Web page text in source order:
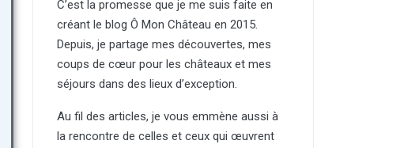
C’est la promesse que je me suis faite en
créant le blog Ô Mon Château en 2015.
Depuis, je partage mes découvertes, mes
coups de cœur pour les châteaux et mes
séjours dans des lieux d’exception.
Au fil des articles, je vous emmène aussi à
la rencontre de celles et ceux qui œuvrent